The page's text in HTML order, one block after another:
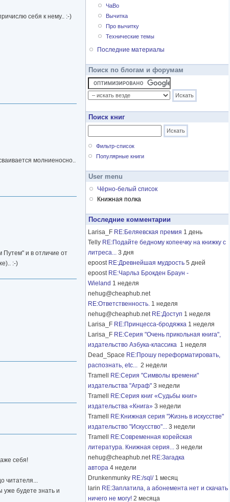
себя к нему.. :-)
молниеносно..
Путем" и в отличие от
:-)
себя!
читателя...
будете знать и
ЧаВо
Вычитка
Про вычитку
Технические темы
Последние материалы
Поиск по блогам и форумам
Поиск книг
Фильтр-список
Популярные книги
User menu
Чёрно-белый список
Книжная полка
Последние комментарии
Larisa_F RE:Беляевская премия 1 день
Telly RE:Подайте бедному копеечку на книжку с
литреса... 3 дня
epoost RE:Древнейшая мудрость 5 дней
epoost RE:Чарльз Брокден Браун -
Wieland 1 неделя
nehug@cheaphub.net
RE:Ответственность. 1 неделя
nehug@cheaphub.net RE:Доступ 1 неделя
Larisa_F RE:Принцесса-бродяжка 1 неделя
Larisa_F RE:Серия "Очень прикольная книга",
издательство Азбука-классика 1 неделя
Dead_Space RE:Прошу переформатировать,
распознать, etc... 2 недели
Tramell
RE:Серия "Символы времени"
издательства "Аграф" 3 недели
Tramell
RE:Серия книг «Судьбы книг»
издательства «Книга» 3 недели
Tramell
RE:Книжная серия "Жизнь в искусстве"
издательство "Искусство"... 3 недели
Tramell
RE:Современная корейская
литература. Книжная серия... 3 недели
nehug@cheaphub.net RE:Загадка
автора 4 недели
Drunkenmunky RE:/sql/ 1 месяц
larin RE:Заплатила, а абонемента нет и скачать
ничего не могу! 2 месяца